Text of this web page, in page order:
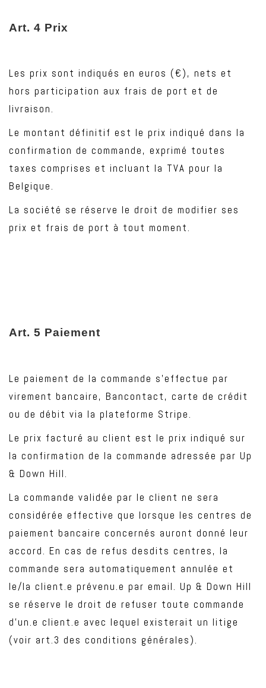
Art. 4 Prix
Les prix sont indiqués en euros (€), nets et
hors participation aux frais de port et de
livraison.
Le montant définitif est le prix indiqué dans la
confirmation de commande, exprimé toutes
taxes comprises et incluant la TVA pour la
Belgique.
La société se réserve le droit de modifier ses
prix et frais de port à tout moment.
Art. 5 Paiement
Le paiement de la commande s’effectue par
virement bancaire, Bancontact, carte de crédit
ou de débit via la plateforme Stripe.
Le prix facturé au client est le prix indiqué sur
la confirmation de la commande adressée par Up
& Down Hill.
La commande validée par le client ne sera
considérée effective que lorsque les centres de
paiement bancaire concernés auront donné leur
accord. En cas de refus desdits centres, la
commande sera automatiquement annulée et
le/la client.e prévenu.e par email. Up & Down Hill
se réserve le droit de refuser toute commande
d’un.e client.e avec lequel existerait un litige
(voir art.3 des conditions générales).